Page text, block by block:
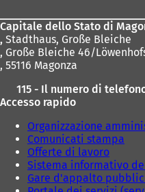
Capitale dello Stato di
, Stadthaus, Große Bleiche
, Große Bleiche 46/
, 55116 Magonza
115 - Il numero di
Accesso rapido
Organizzazione
Comunicati stampa
Offerte di lavoro
Sistema informativo
Gare d'appalto